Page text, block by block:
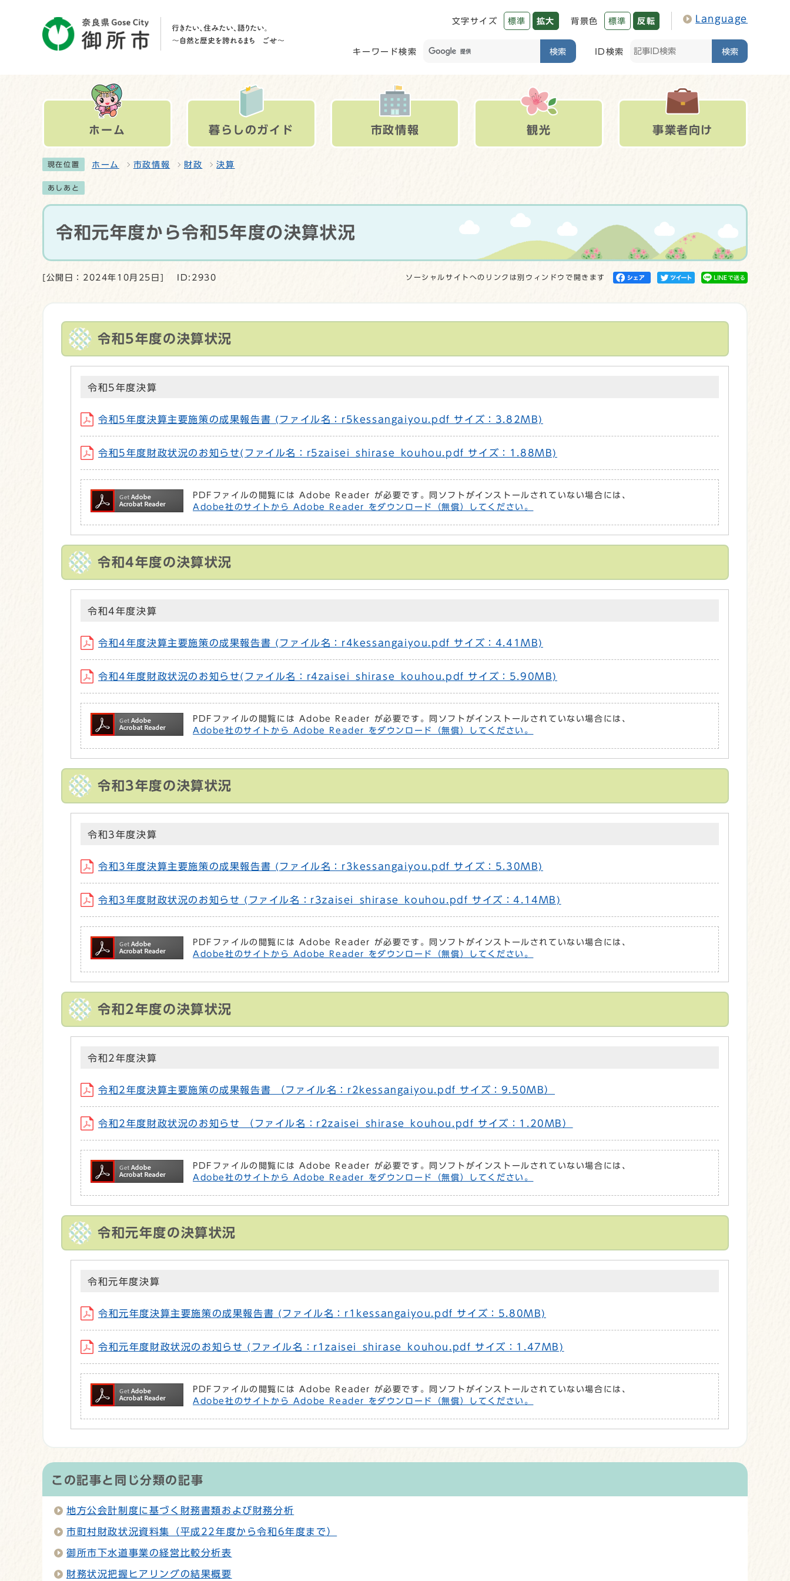
文字サイズ 標準 拡大 背景色 標準 反転 Language
キーワード検索 検索 ID検索 検索
ホーム 暮らしのガイド 市政情報 観光 事業者向け
現在位置 ホーム 市政情報 財政 決算
あしあと
令和元年度から令和5年度の決算状況
[公開日：2024年10月25日] ID:2930 ソーシャルサイトへのリンクは別ウィンドウで開きます
令和5年度の決算状況
令和5年度決算
令和5年度決算主要施策の成果報告書 (ファイル名：r5kessangaiyou.pdf サイズ：3.82MB)
令和5年度財政状況のお知らせ(ファイル名：r5zaisei_shirase_kouhou.pdf サイズ：1.88MB)
PDFファイルの閲覧には Adobe Reader が必要です。同ソフトがインストールされていない場合には、
Adobe社のサイトから Adobe Reader をダウンロード（無償）してください。
令和4年度の決算状況
令和4年度決算
令和4年度決算主要施策の成果報告書 (ファイル名：r4kessangaiyou.pdf サイズ：4.41MB)
令和4年度財政状況のお知らせ(ファイル名：r4zaisei_shirase_kouhou.pdf サイズ：5.90MB)
PDFファイルの閲覧には Adobe Reader が必要です。同ソフトがインストールされていない場合には、
Adobe社のサイトから Adobe Reader をダウンロード（無償）してください。
令和3年度の決算状況
令和3年度決算
令和3年度決算主要施策の成果報告書 (ファイル名：r3kessangaiyou.pdf サイズ：5.30MB)
令和3年度財政状況のお知らせ (ファイル名：r3zaisei_shirase_kouhou.pdf サイズ：4.14MB)
PDFファイルの閲覧には Adobe Reader が必要です。同ソフトがインストールされていない場合には、
Adobe社のサイトから Adobe Reader をダウンロード（無償）してください。
令和2年度の決算状況
令和2年度決算
令和2年度決算主要施策の成果報告書 （ファイル名：r2kessangaiyou.pdf サイズ：9.50MB）
令和2年度財政状況のお知らせ （ファイル名：r2zaisei_shirase_kouhou.pdf サイズ：1.20MB）
PDFファイルの閲覧には Adobe Reader が必要です。同ソフトがインストールされていない場合には、
Adobe社のサイトから Adobe Reader をダウンロード（無償）してください。
令和元年度の決算状況
令和元年度決算
令和元年度決算主要施策の成果報告書 (ファイル名：r1kessangaiyou.pdf サイズ：5.80MB)
令和元年度財政状況のお知らせ (ファイル名：r1zaisei_shirase_kouhou.pdf サイズ：1.47MB)
PDFファイルの閲覧には Adobe Reader が必要です。同ソフトがインストールされていない場合には、
Adobe社のサイトから Adobe Reader をダウンロード（無償）してください。
この記事と同じ分類の記事
地方公会計制度に基づく財務書類および財務分析
市町村財政状況資料集（平成22年度から令和6年度まで）
御所市下水道事業の経営比較分析表
財務状況把握ヒアリングの結果概要